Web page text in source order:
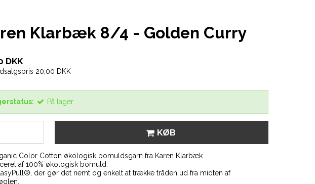
Klarbæk 8/4 - Golden Curry
DKK
20,00 DKK
På lager
KØB
Color Cotton økologisk bomuldsgarn fra Karen Klarbæk.
af 100% økologisk bomuld.
der gør det nemt og enkelt at trække tråden ud fra midten af